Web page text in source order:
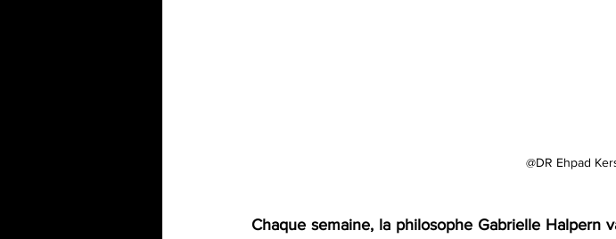
@DR Ehpad
Chaque semaine, la philosophe Gabrielle Halpern